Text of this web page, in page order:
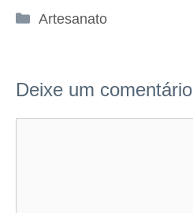
Categorias
Artesanato
Deixe um comentário